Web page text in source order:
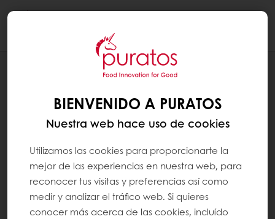
SYSTEM PAGES
BIENVENIDO A PURATOS
Nuestra web hace uso de cookies
Utilizamos las cookies para proporcionarte la
mejor de las experiencias en nuestra web, para
reconocer tus visitas y preferencias así como
medir y analizar el tráfico web. Si quieres
conocer más acerca de las cookies, incluído